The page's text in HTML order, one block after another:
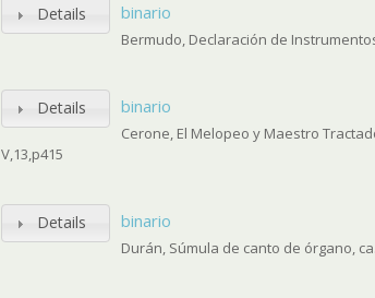
Details binario
Bermudo, Declaración de
Details binario
Cerone, El Melopeo y Maestro
V,13,p415
Details binario
Durán, Súmula de canto de órgano,